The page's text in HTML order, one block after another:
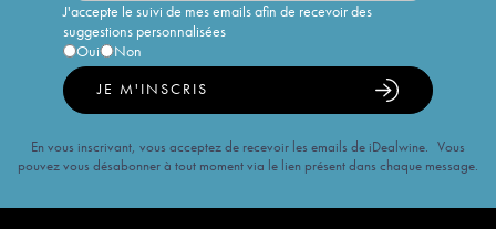
J'accepte le suivi de mes emails afin de recevoir des
suggestions personnalisées
Oui
Non
JE M'INSCRIS
En vous inscrivant, vous acceptez de recevoir les emails de iDealwine. Vous
pouvez vous désabonner à tout moment via le lien présent dans chaque message.